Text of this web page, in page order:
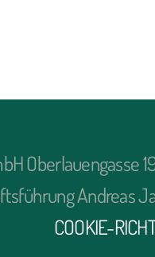
Oberlauengasse
Andreas
COOKIE-